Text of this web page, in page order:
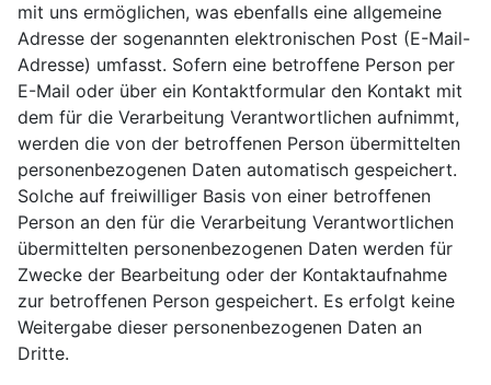
mit uns ermöglichen, was ebenfalls eine allgemeine
Adresse der sogenannten elektronischen Post (E-Mail-
Adresse) umfasst. Sofern eine betroffene Person per
E-Mail oder über ein Kontaktformular den Kontakt mit
dem für die Verarbeitung Verantwortlichen aufnimmt,
werden die von der betroffenen Person übermittelten
personenbezogenen Daten automatisch gespeichert.
Solche auf freiwilliger Basis von einer betroffenen
Person an den für die Verarbeitung Verantwortlichen
übermittelten personenbezogenen Daten werden für
Zwecke der Bearbeitung oder der Kontaktaufnahme
zur betroffenen Person gespeichert. Es erfolgt keine
Weitergabe dieser personenbezogenen Daten an
Dritte.